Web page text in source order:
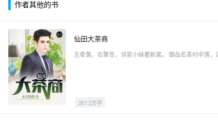
作者其他的书
仙田大茶商
左牵黄，右擎苍，邻家小妹著新裳。 御品名茶村中落
257.2万字